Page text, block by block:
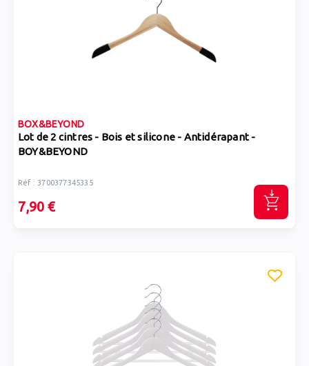
BOX&BEYOND
Lot de 2 cintres - Bois et silicone - Antidérapant -
BOY&BEYOND
Réf : 3700377345335
7,90 €